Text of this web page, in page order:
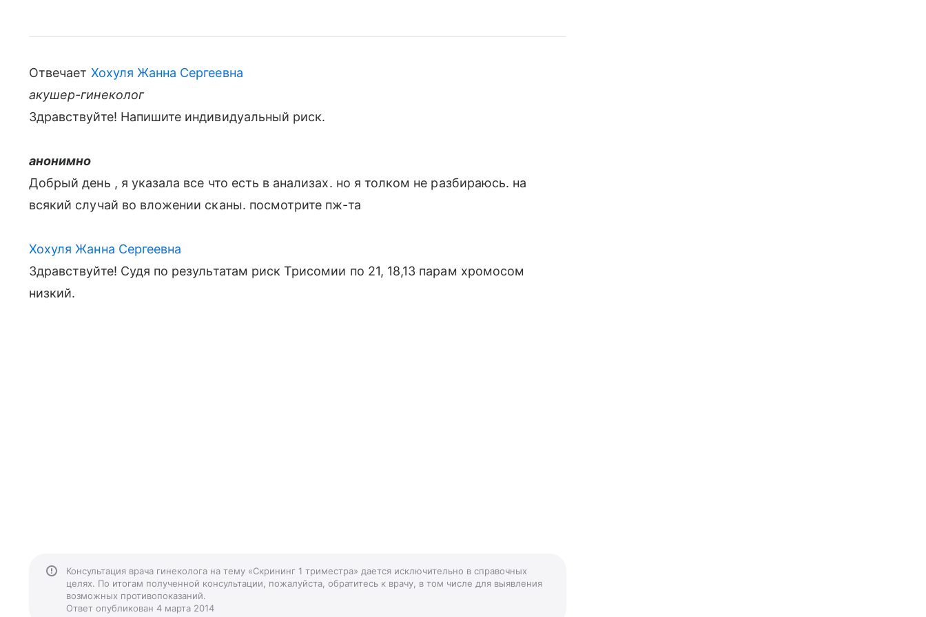
Отвечает Хохуля Жанна Сергеевна
акушер-гинеколог
Здравствуйте! Напишите индивидуальный риск.
анонимно
Добрый день , я указала все что есть в анализах. но я толком не разбираюсь. на
всякий случай во вложении сканы. посмотрите пж-та
Хохуля Жанна Сергеевна
Здравствуйте! Судя по результатам риск Трисомии по 21, 18,13 парам хромосом
низкий.
Консультация врача гинеколога на тему «Скрининг 1 триместра» дается исключительно в справочных
целях. По итогам полученной консультации, пожалуйста, обратитесь к врачу, в том числе для выявления
возможных противопоказаний.
Ответ опубликован 4 марта 2014